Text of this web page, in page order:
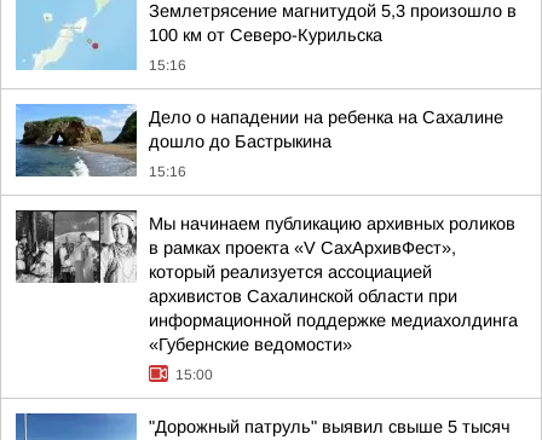
Землетрясение магнитудой 5,3 произошло в
100 км от Северо-Курильска
15:16
Дело о нападении на ребенка на Сахалине
дошло до Бастрыкина
15:16
Мы начинаем публикацию архивных роликов
в рамках проекта «V СахАрхивФест»,
который реализуется ассоциацией
архивистов Сахалинской области при
информационной поддержке медиахолдинга
«Губернские ведомости»
15:00
"Дорожный патруль" выявил свыше 5 тысяч